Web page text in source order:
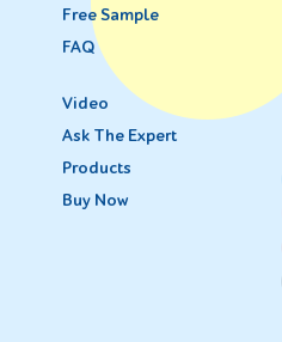
Free Sample
FAQ
Video
Ask The Expert
Products
Buy Now